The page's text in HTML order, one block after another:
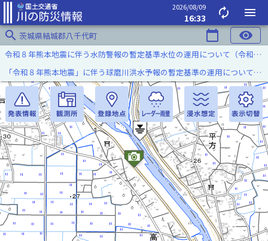
2026/08/09
16:33 autorenew
menu
search 茨城県結城郡八千代町 calendar_today visibility
令和８年熊本地震に伴う水防警報の暫定基準水位の運用について（令和８年８月７日）
「令和８年熊本地震」に伴う球磨川洪水予報の暫定基準の運用について（令和８年８月５日）